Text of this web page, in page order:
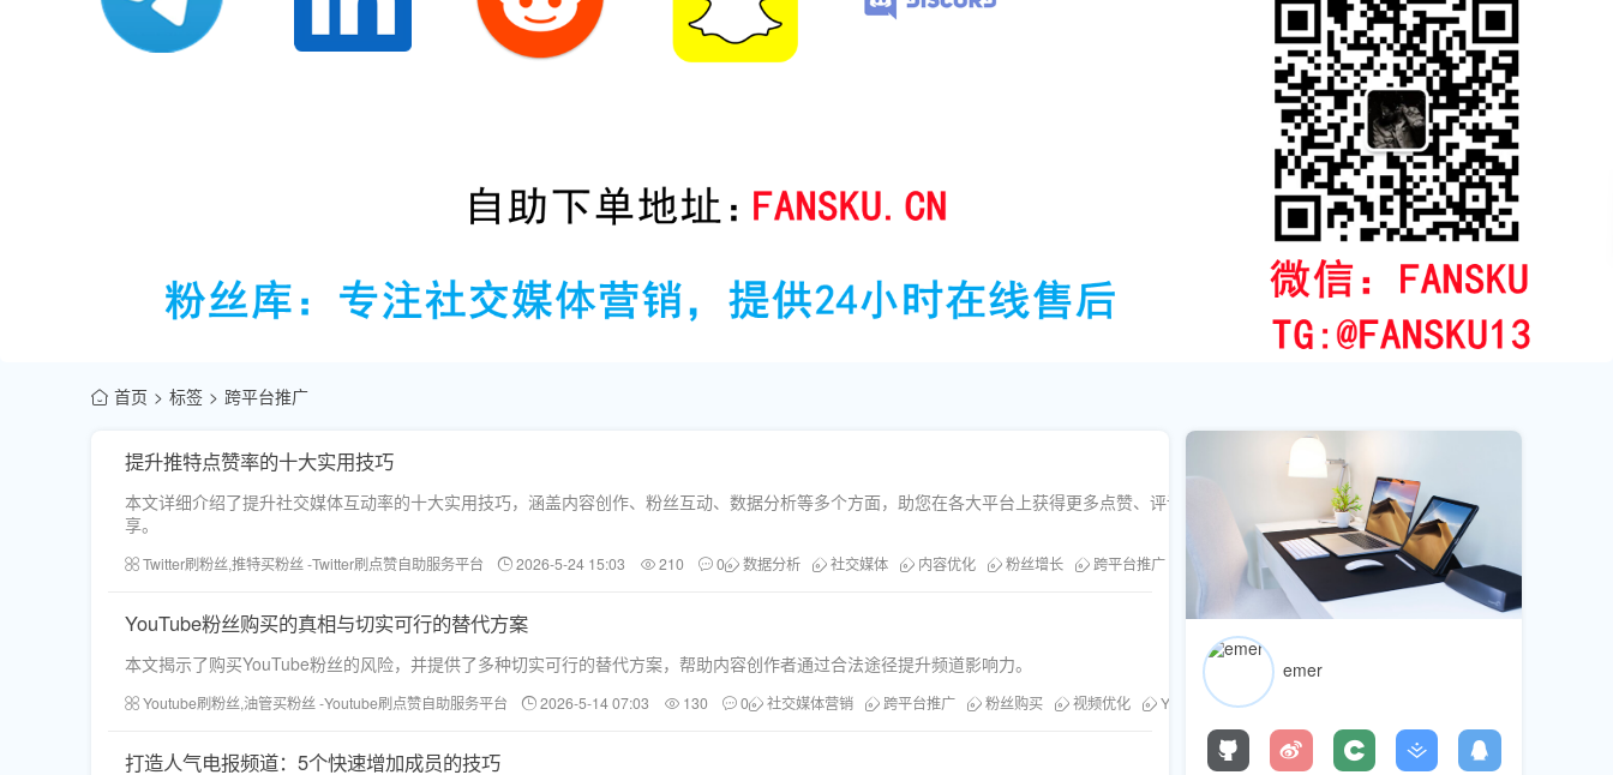
首页 标签 跨平台推广
提升推特点赞率的十大实用技巧
本文详细介绍了提升社交媒体互动率的十大实用技巧，涵盖内容创作、粉丝互动、数据分析等多个方面，助您在各大平台上获得更多点赞、评论和分
享。
Twitter刷粉丝,推特买粉丝 -Twitter刷点赞自助服务平台 2026-5-24 15:03 210 0 数据分析 社交媒体 内容优化 粉丝增长 跨平台推广
YouTube粉丝购买的真相与切实可行的替代方案
本文揭示了购买YouTube粉丝的风险，并提供了多种切实可行的替代方案，帮助内容创作者通过合法途径提升频道影响力。
Youtube刷粉丝,油管买粉丝 -Youtube刷点赞自助服务平台 2026-5-14 07:03 130 0 社交媒体营销 跨平台推广 粉丝购买 视频优化 YouTube粉丝
打造人气电报频道：5个快速增加成员的技巧
emer